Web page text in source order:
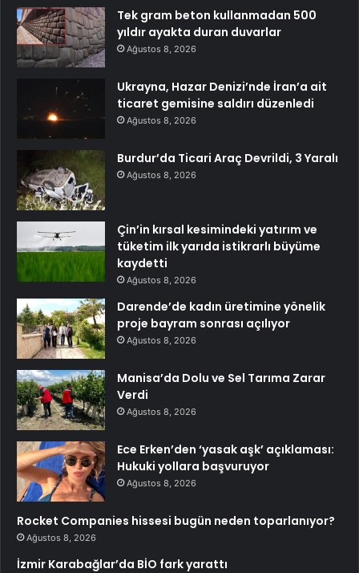
Tek gram beton kullanmadan 500
yıldır ayakta duran duvarlar
Ağustos 8, 2026
Ukrayna, Hazar Denizi’nde İran’a ait
ticaret gemisine saldırı düzenledi
Ağustos 8, 2026
Burdur’da Ticari Araç Devrildi, 3 Yaralı
Ağustos 8, 2026
Çin’in kırsal kesimindeki yatırım ve
tüketim ilk yarıda istikrarlı büyüme
kaydetti
Ağustos 8, 2026
Darende’de kadın üretimine yönelik
proje bayram sonrası açılıyor
Ağustos 8, 2026
Manisa’da Dolu ve Sel Tarıma Zarar
Verdi
Ağustos 8, 2026
Ece Erken’den ‘yasak aşk’ açıklaması:
Hukuki yollara başvuruyor
Ağustos 8, 2026
Rocket Companies hissesi bugün neden toparlanıyor?
Ağustos 8, 2026
İzmir Karabağlar’da BİO fark yarattı